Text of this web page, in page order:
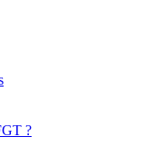
?